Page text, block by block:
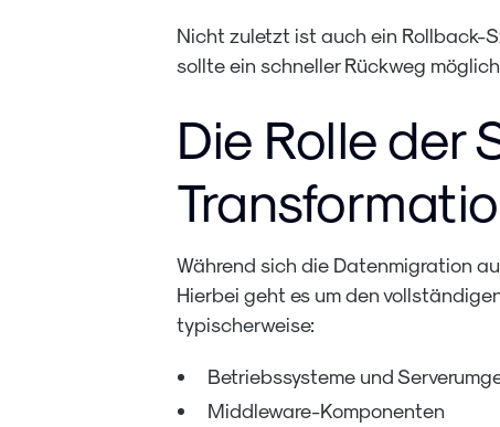
Nicht zuletzt ist auch ein Rollback-
sollte ein schneller Rückweg möglich
Die Rolle der
Während sich die Datenmigration
Hierbei geht es um den
typischerweise:
Betriebssysteme und
Middleware-Komponenten